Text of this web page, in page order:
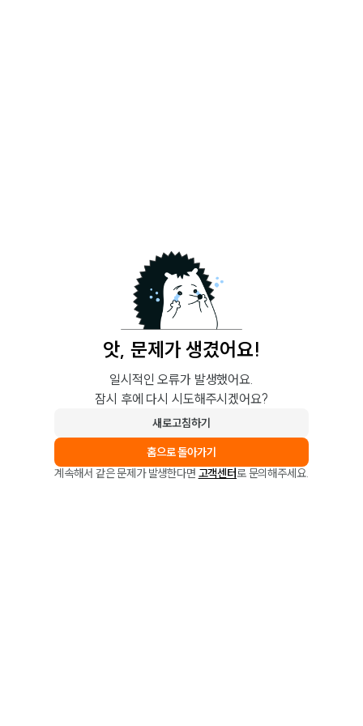
앗, 문제가 생겼어요!
일시적인 오류가 발생했어요.
잠시 후에 다시 시도해주시겠어요?
새로고침하기
홈으로 돌아가기
계속해서 같은 문제가 발생한다면 고객센터로 문의해주세요.